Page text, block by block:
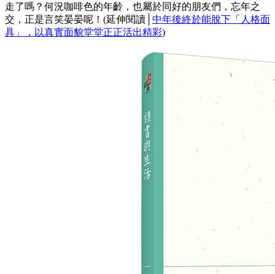
走了嗎？何況咖啡色的年齡，也屬於同好的朋友們，忘年之
交，正是言笑晏晏呢！(延伸閱讀│ 中年後終於能脫下「人格面
具」，以真實面貌堂堂正正活出精彩)